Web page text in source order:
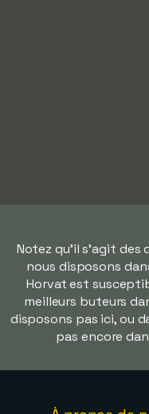
Notez qu'il s'agit des
nous disposons
Horvat est
meilleurs buteurs
disposons pas ici, ou
pas encore